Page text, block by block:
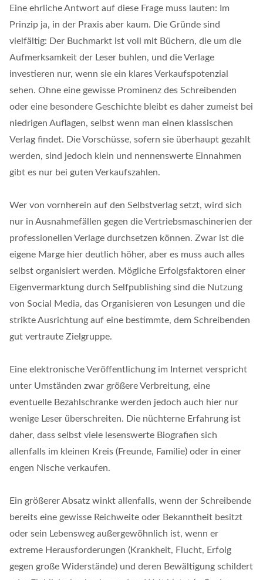
Eine ehrliche Antwort auf diese Frage muss lauten: Im
Prinzip ja, in der Praxis aber kaum. Die Gründe sind
vielfältig: Der Buchmarkt ist voll mit Büchern, die um die
Aufmerksamkeit der Leser buhlen, und die Verlage
investieren nur, wenn sie ein klares Verkaufspotenzial
sehen. Ohne eine gewisse Prominenz des Schreibenden
oder eine besondere Geschichte bleibt es daher zumeist bei
niedrigen Auflagen, selbst wenn man einen klassischen
Verlag findet. Die Vorschüsse, sofern sie überhaupt gezahlt
werden, sind jedoch klein und nennenswerte Einnahmen
gibt es nur bei guten Verkaufszahlen.
Wer von vornherein auf den Selbstverlag setzt, wird sich
nur in Ausnahmefällen gegen die Vertriebsmaschinerien der
professionellen Verlage durchsetzen können. Zwar ist die
eigene Marge hier deutlich höher, aber es muss auch alles
selbst organisiert werden. Mögliche Erfolgsfaktoren einer
Eigenvermarktung durch Selfpublishing sind die Nutzung
von Social Media, das Organisieren von Lesungen und die
strikte Ausrichtung auf eine bestimmte, dem Schreibenden
gut vertraute Zielgruppe.
Eine elektronische Veröffentlichung im Internet verspricht
unter Umständen zwar größere Verbreitung, eine
eventuelle Bezahlschranke werden jedoch auch hier nur
wenige Leser überschreiten. Die nüchterne Erfahrung ist
daher, dass selbst viele lesenswerte Biografien sich
allenfalls im kleinen Kreis (Freunde, Familie) oder in einer
engen Nische verkaufen.
Ein größerer Absatz winkt allenfalls, wenn der Schreibende
bereits eine gewisse Reichweite oder Bekanntheit besitzt
oder sein Lebensweg außergewöhnlich ist, wenn er
extreme Herausforderungen (Krankheit, Flucht, Erfolg
gegen große Widerstände) und deren Bewältigung schildert